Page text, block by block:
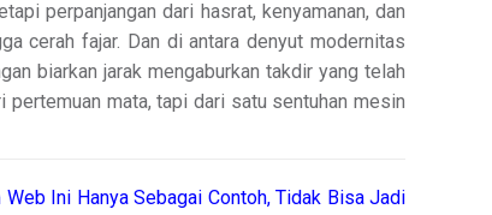
perpanjangan dari hasrat, kenyamanan, dan
cerah fajar. Dan di antara denyut modernitas
biarkan jarak mengaburkan takdir yang telah
mata, tapi dari satu sentuhan mesin
Ini Hanya Sebagai Contoh, Tidak Bisa Jadi